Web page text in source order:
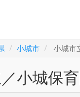
小城市 小城市
小城保